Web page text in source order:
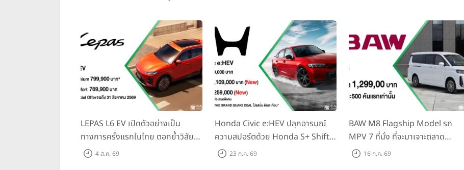
LEPAS L6 EV เปิดตัวอย่างเป็น
ทางการครั้งแรกในไทย ตอกย้ำวิสัย
ทัศน์ “Drive Your Elegance” มา
4 ส.ค. 69
Honda Civic e:HEV ปลุกอารมณ์
ความสปอร์ตด้วย Honda S+ Shift
ครั้งแรกในไทย! พร้อมเพิ่ม Blind
23 ก.ค. 69
BAW M8 Flagship Model รถ
MPV 7 ที่นั่ง ที่จะมาเจาะตลาด
ครอบครัวและองค์กรยุคใหม่ เปิดราคา
16 ก.ค. 69